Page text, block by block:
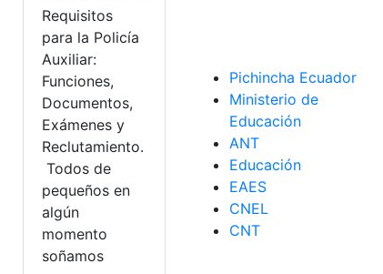
Restaurantes
Pueblos,Requisitos
Requisitos
para la Policía
Auxiliar:
Funciones,
Documentos,
Exámenes y
Reclutamiento.
Todos de
pequeños en
algún
momento
soñamos
Pichincha Ecuador
Ministerio de
Educación
ANT
Educación
EAES
CNEL
CNT